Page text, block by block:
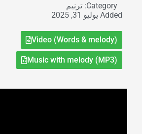
Category: ترنيم
Added يوليو 31, 2025
Video (Words & melody)
Music with melody (MP3)